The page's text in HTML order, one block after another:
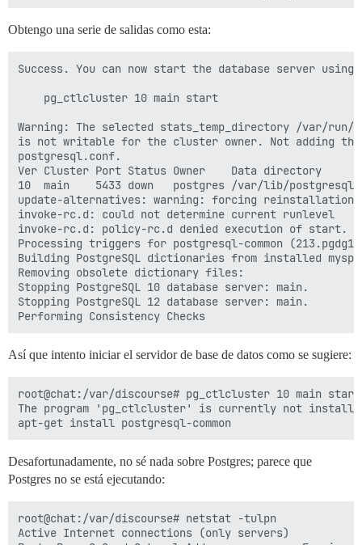
Obtengo una serie de salidas como esta:
Success. You can now start the database server using:
    pg_ctlcluster 10 main start
Warning: The selected stats_temp_directory /var/run/
is not writable for the cluster owner. Not adding
postgresql.conf.
Ver Cluster Port Status Owner    Data directory
10  main    5433 down   postgres /var/lib/
update-alternatives: warning: forcing reinstallation
invoke-rc.d: could not determine current runlevel
invoke-rc.d: policy-rc.d denied execution of start.
Processing triggers for postgresql-common
Building PostgreSQL dictionaries from installed
Removing obsolete dictionary files:
Stopping PostgreSQL 10 database server: main.
Stopping PostgreSQL 12 database server: main.
Así que intento iniciar el servidor de base de datos como se sugiere:
root@chat:/var/discourse# pg_ctlcluster 10 main start
The program 'pg_ctlcluster' is currently not
Desafortunadamente, no sé nada sobre Postgres; parece que
Postgres no se está ejecutando:
root@chat:/var/discourse# netstat -tulpn
Active Internet connections (only servers)